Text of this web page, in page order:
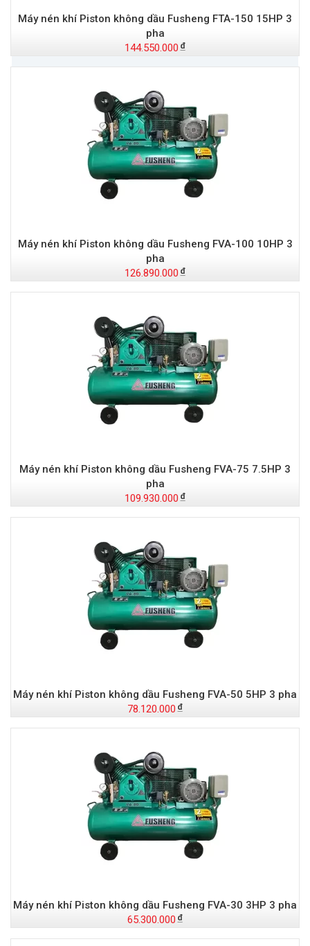
Máy nén khí Piston không dầu Fusheng FTA-150 15HP 3
pha
144.550.000
Máy nén khí Piston không dầu Fusheng FVA-100 10HP 3
pha
126.890.000
Máy nén khí Piston không dầu Fusheng FVA-75 7.5HP 3
pha
109.930.000
Máy nén khí Piston không dầu Fusheng FVA-50 5HP 3 pha
78.120.000
Máy nén khí Piston không dầu Fusheng FVA-30 3HP 3 pha
65.300.000